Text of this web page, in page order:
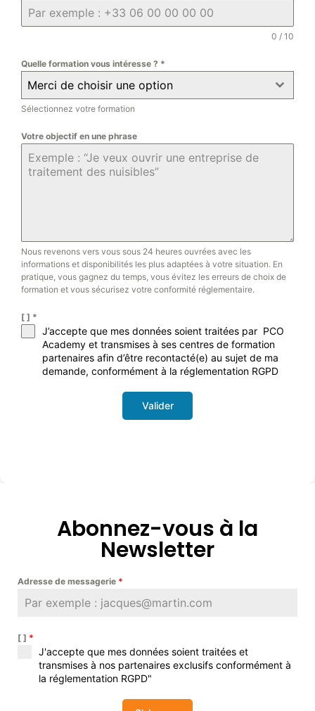
0 / 10
Quelle formation vous intéresse ? *
Merci de choisir une option
Sélectionnez votre formation
Votre objectif en une phrase
Nous revenons vers vous sous 24 heures ouvrées avec les
informations et disponibilités les plus adaptées à votre situation. En
pratique, vous gagnez du temps, vous évitez les erreurs de choix de
formation et vous sécurisez votre conformité réglementaire.
[ ] *
J’accepte que mes données soient traitées par PCO
Academy et transmises à ses centres de formation
partenaires afin d’être recontacté(e) au sujet de ma
demande, conformément à la réglementation RGPD
Valider
Abonnez-vous à la
Newsletter
Adresse de messagerie *
[ ] *
J'accepte que mes données soient traitées et
transmises à nos partenaires exclusifs conformément à
la réglementation RGPD"